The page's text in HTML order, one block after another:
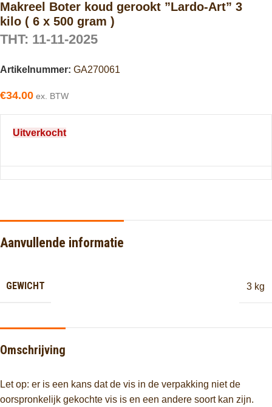
Makreel Boter koud gerookt ”Lardo-Art” 3
kilo ( 6 x 500 gram )
THT: 11-11-2025
Artikelnummer: GA270061
€34.00 ex. BTW
Uitverkocht
Aanvullende informatie
GEWICHT 3 kg
Omschrijving
Let op: er is een kans dat de vis in de verpakking niet de
oorspronkelijk gekochte vis is en een andere soort kan zijn.